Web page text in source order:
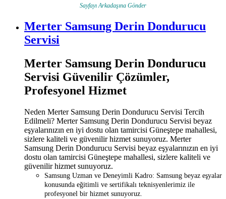
Sayfayı Arkadaşına Gönder
Merter Samsung Derin Dondurucu
Servisi
Merter Samsung Derin Dondurucu
Servisi Güvenilir Çözümler,
Profesyonel Hizmet
Neden Merter Samsung Derin Dondurucu Servisi Tercih
Edilmeli? Merter Samsung Derin Dondurucu Servisi beyaz
eşyalarınızın en iyi dostu olan tamircisi Güneştepe mahallesi,
sizlere kaliteli ve güvenilir hizmet sunuyoruz. Merter
Samsung Derin Dondurucu Servisi beyaz eşyalarınızın en iyi
dostu olan tamircisi Güneştepe mahallesi, sizlere kaliteli ve
güvenilir hizmet sunuyoruz.
Samsung Uzman ve Deneyimli Kadro: Samsung beyaz eşyalar
konusunda eğitimli ve sertifikalı teknisyenlerimiz ile
profesyonel bir hizmet sunuyoruz.